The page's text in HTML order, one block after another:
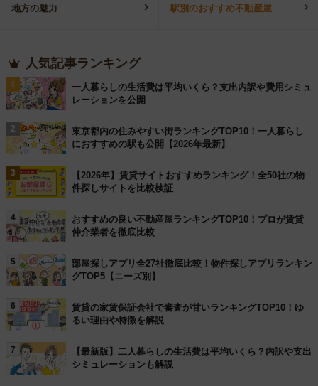
地方の魅力 駅別のおすすめ不動産屋
人気記事ランキング
1
一人暮らしの生活費は平均いくら？支出内訳や費用シミュ
レーションを公開
2
東京都内の住みやすい街ランキングTOP10！一人暮らし
におすすめの駅も公開【2026年最新】
3
【2026年】賃貸サイトおすすめランキング！全50社の物
件探しサイトを比較検証
4
おすすめの良い不動産屋ランキングTOP10！プロが賃貸
仲介業者を徹底比較
5
部屋探しアプリ全27社徹底比較！物件探しアプリランキン
グTOP5【ニーズ別】
6
賃貸の家賃保証会社で審査が甘いランキングTOP10！ゆ
るい理由や特徴を解説
7
【最新版】二人暮らしの生活費は平均いくら？内訳や支出
シミュレーションも解説